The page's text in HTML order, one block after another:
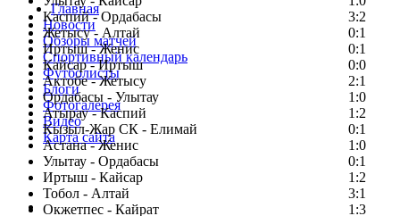
Каспий - Ордабасы
3:2
Жетысу - Алтай
0:1
Иртыш - Женис
0:1
Кайсар - Иртыш
0:0
Актобе - Жетысу
2:1
Ордабасы - Улытау
1:0
Атырау - Каспий
1:2
Кызыл-Жар СК - Елимай
0:1
Астана - Женис
1:0
Улытау - Ордабасы
0:1
Иртыш - Кайсар
1:2
Тобол - Алтай
3:1
Окжетпес - Кайрат
1:3
Главная
Новости
Обзоры матчей
Спортивный календарь
Футболисты
Блоги
Фотогалерея
Видео
Карта сайта
Есть идея?